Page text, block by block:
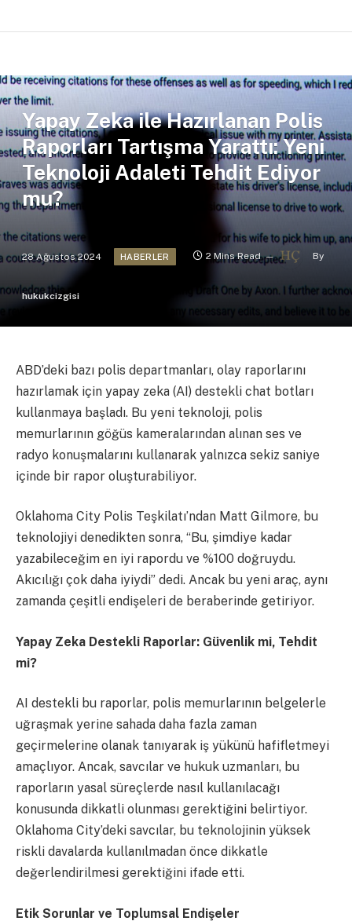
Yapay Zeka ile Hazırlanan Polis
Raporları Tartışma Yarattı: Yeni
Teknoloji Adaleti Tehdit Ediyor
mu?
28 Ağustos 2024 HABERLER 2 Mins Read By
hukukcizgisi
ABD’deki bazı polis departmanları, olay raporlarını
hazırlamak için yapay zeka (AI) destekli chat botları
kullanmaya başladı. Bu yeni teknoloji, polis
memurlarının göğüs kameralarından alınan ses ve
radyo konuşmalarını kullanarak yalnızca sekiz saniye
içinde bir rapor oluşturabiliyor.
Oklahoma City Polis Teşkilatı’ndan Matt Gilmore, bu
teknolojiyi denedikten sonra, “Bu, şimdiye kadar
yazabileceğim en iyi rapordu ve %100 doğruydu.
Akıcılığı çok daha iyiydi” dedi. Ancak bu yeni araç, aynı
zamanda çeşitli endişeleri de beraberinde getiriyor.
Yapay Zeka Destekli Raporlar: Güvenlik mi, Tehdit
mi?
AI destekli bu raporlar, polis memurlarının belgelerle
uğraşmak yerine sahada daha fazla zaman
geçirmelerine olanak tanıyarak iş yükünü hafifletmeyi
amaçlıyor. Ancak, savcılar ve hukuk uzmanları, bu
raporların yasal süreçlerde nasıl kullanılacağı
konusunda dikkatli olunması gerektiğini belirtiyor.
Oklahoma City’deki savcılar, bu teknolojinin yüksek
riskli davalarda kullanılmadan önce dikkatle
değerlendirilmesi gerektiğini ifade etti.
Etik Sorunlar ve Toplumsal Endişeler